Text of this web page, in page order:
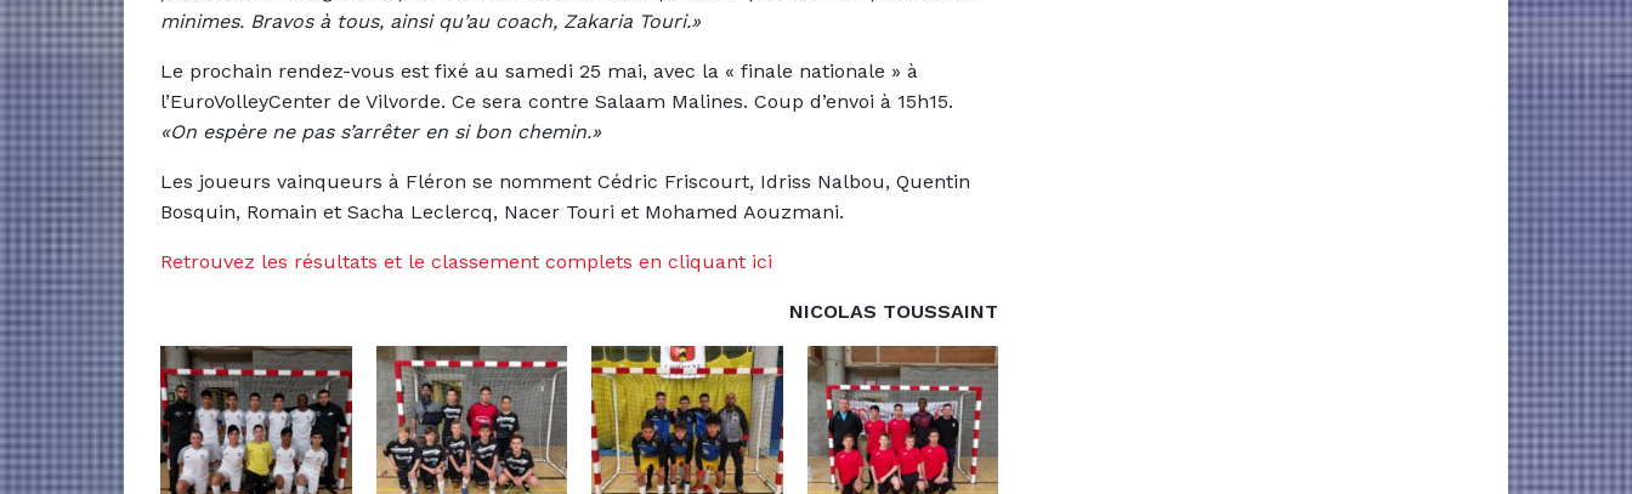
minimes. Bravos à tous, ainsi qu’au coach, Zakaria Touri.»
Le prochain rendez-vous est fixé au samedi 25 mai, avec la « finale nationale » à
l’EuroVolleyCenter de Vilvorde. Ce sera contre Salaam Malines. Coup d’envoi à 15h15.
«On espère ne pas s’arrêter en si bon chemin.»
Les joueurs vainqueurs à Fléron se nomment Cédric Friscourt, Idriss Nalbou, Quentin
Bosquin, Romain et Sacha Leclercq, Nacer Touri et Mohamed Aouzmani.
Retrouvez les résultats et le classement complets en cliquant ici
NICOLAS TOUSSAINT